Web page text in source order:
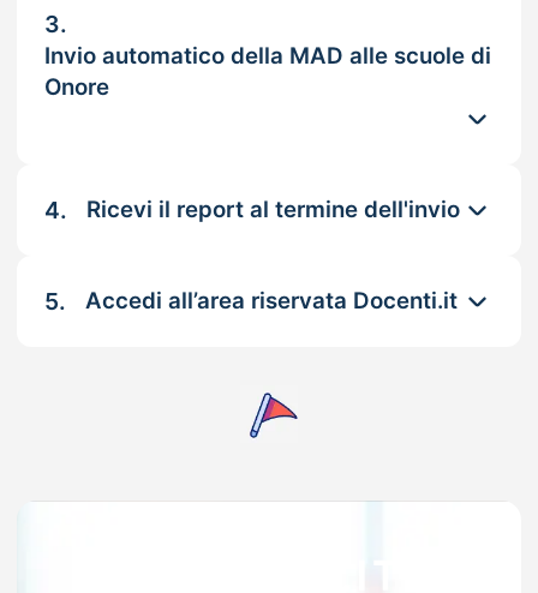
3.
Invio automatico della MAD alle scuole di
Onore
4. Ricevi il report al termine dell'invio
5. Accedi all’area riservata Docenti.it